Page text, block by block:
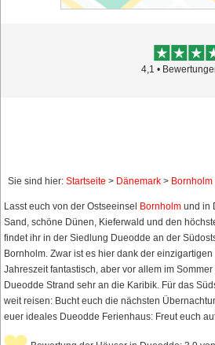
4,1 •
Sie sind hier: Startseite > Dänemark > Bornholm
Lasst euch von der Ostseeinsel Bornholm und in
Sand, schöne Dünen, Kieferwald und den
findet ihr in der Siedlung Dueodde an der
Bornholm. Zwar ist es hier dank der
Jahreszeit fantastisch, aber vor allem im
Dueodde Strand sehr an die Karibik. Für das
weit reisen: Bucht euch die nächsten
euer ideales Dueodde Ferienhaus: Freut euch